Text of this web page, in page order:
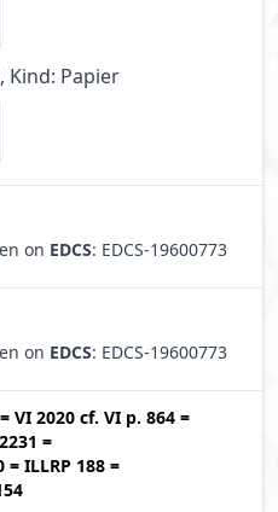
Kind: Papier
on EDCS: EDCS-19600773
on EDCS: EDCS-19600773
= VI 2020 cf. VI p. 864 =
=
= ILLRP 188 =